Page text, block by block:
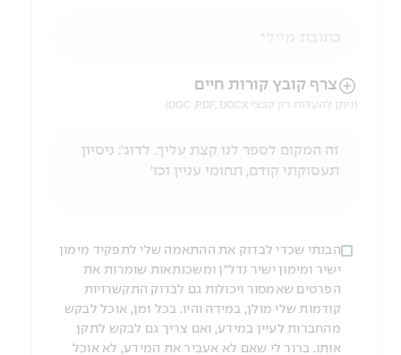
הניווט לאחר העלאת הקובץ באמצעות מקש ה-TAB
צרף קובץ קורות חיים
(ניתן להעלות רק קבצי DOC ,PDF, DOCX)
הבנתי שכדי לבדוק את ההתאמה שלי לתפקיד מימון
ישיר ומימון ישיר נדל"ן ומשכנתאות שומרות את
הפרטים שאמסור ויכולות גם לבדוק התקשרויות
קודמות שלי מולן, במידה והיו. בכל זמן, אוכל לבקש
מהחברות לעיין במידע, ואם צריך גם לבקש לתקן
אותו. ברור לי שאם לא אעביר את המידע, לא אוכל